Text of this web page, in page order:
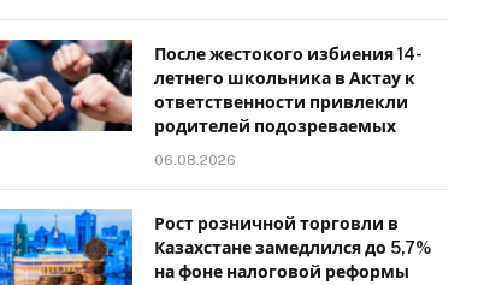
После жестокого избиения 14-
летнего школьника в Актау к
ответственности привлекли
родителей подозреваемых
06.08.2026
Рост розничной торговли в
Казахстане замедлился до 5,7%
на фоне налоговой реформы